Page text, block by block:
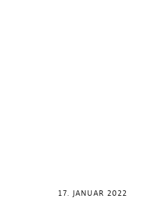
17. JANUAR 2022